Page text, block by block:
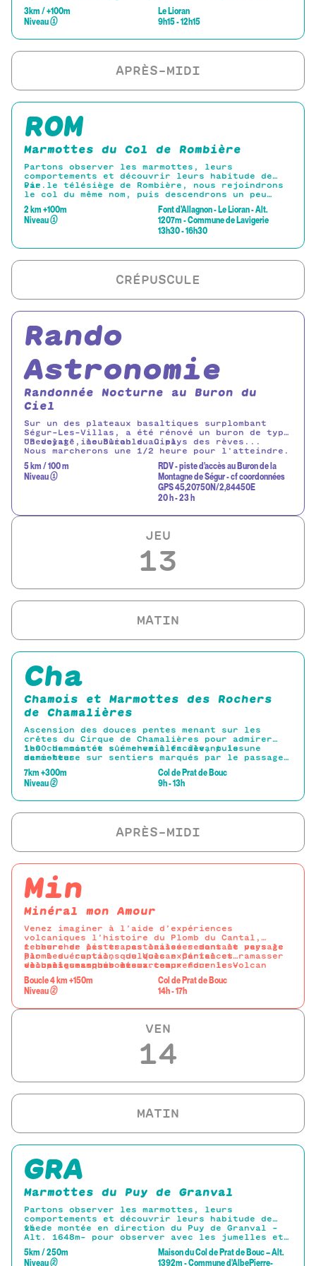
téléphérique
3km / +100m
Niveau①
Le Lioran
9h15 - 12h15
ROM
Marmottes du Col de Rombière
Partons observer les marmottes, leurs
comportements et découvrir leurs habitude de
vie.
Par le télésiège de Rombière, nous rejoindrons
le col du même nom, puis descendrons un peu
pierriers et des combes où les marmottes ont
élues domicile.
2 km +100m
Niveau①
Font d’Allagnon - Le Lioran - Alt.
1207m - Commune de Lavigerie
13h30 - 16h30
Rando
Astronomie
Randonnée Nocturne au Buron du
Ciel
Sur un des plateaux basaltiques surplombant
Ségur-Les-Villas, a été rénové un buron de type
"Bedelat", le Buron du Ciel.
Nous marcherons une 1/2 heure pour l'atteindre.
astres présents à l'oeil nu pour y lire
l'histoire des relations humaines avec le ciel,
puis, d'autres détails avec des jumelles,
enfin, encore plus loin avec un télescope
Un voyage inoubliable au pays des rèves...
5 km / 100 m
Niveau①
RDV - piste d'accès au Buron de la
Montagne de Ségur - cf coordonnées
GPS 45,20750N/2,84450E
20 h - 23 h
JEU
13
Cha
Chamois et Marmottes des Rochers
de Chamalières
Ascension des douces pentes menant sur les
crêtes du Cirque de Chamalières pour admirer
les chamois et s’émerveiller devant les
marmottes
1h00 de montée sur chemin facile, puis une
demi-heure sur sentiers marqués par le passage
Jumelles et longue-vue fournies pour observer
les chamois présents dans le cirque.
moment inoubliable.
Descente discrète par le cirque pour admirer
7km +300m
Niveau②
Col de Prat de Bouc
9h - 13h
Min
Minéral mon Amour
Venez imaginer à l’aide d’expériences
volcaniques l’histoire du Plomb du Cantal,
rechercher les traces laissées dans le paysage
par les éruptions du Volcan Cantal et ramasser
de belles amphiboles...
1 heure de pistes pastorales remontant vers le
Plomb du cantal, quelques expériences
volcaniques pour mieux comprendre le Volcan
amphiboles, petit cristal noir brillant à faces
marquées.
-loupes, masques et marteaux fournies-
Boucle 4 km +150m
Niveau②
Col de Prat de Bouc
14h - 17h
VEN
14
GRA
Marmottes du Puy de Granval
Partons observer les marmottes, leurs
comportements et découvrir leurs habitude de
vie.
1h de montée en direction du Puy de Granval -
Alt. 1648m- pour observer avec les jumelles et
dans le paysage.
5km / 250m
Niveau②
Maison du Col de Prat de Bouc – Alt.
1392m - Commune d'AlbePierre-